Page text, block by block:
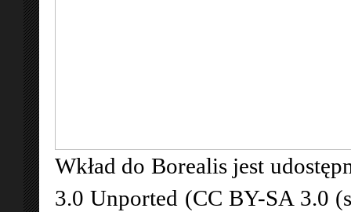
Wkład do Borealis jest
3.0 Unported (CC BY-SA 3.0